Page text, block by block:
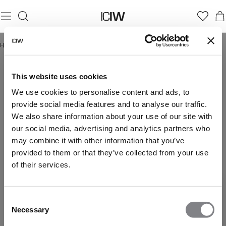
This website uses cookies
We use cookies to personalise content and ads, to
provide social media features and to analyse our traffic.
We also share information about your use of our site with
our social media, advertising and analytics partners who
may combine it with other information that you’ve
provided to them or that they’ve collected from your use
of their services.
Selection
Necessary
Hjem /
UNG CANCER COLLECTION